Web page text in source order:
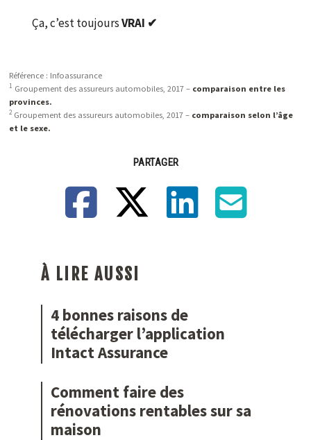
Ça, c’est toujoursVRAI ✔
Référence : Infoassurance
1 Groupement des assureurs automobiles, 2017 – comparaison entre les
provinces.
2 Groupement des assureurs automobiles, 2017 – comparaison selon l’âge
et le sexe.
PARTAGER
Facebook LinkedIn
À LIRE AUSSI
4 bonnes raisons de
télécharger l’application
Intact Assurance
Comment faire des
rénovations rentables sur sa
maison